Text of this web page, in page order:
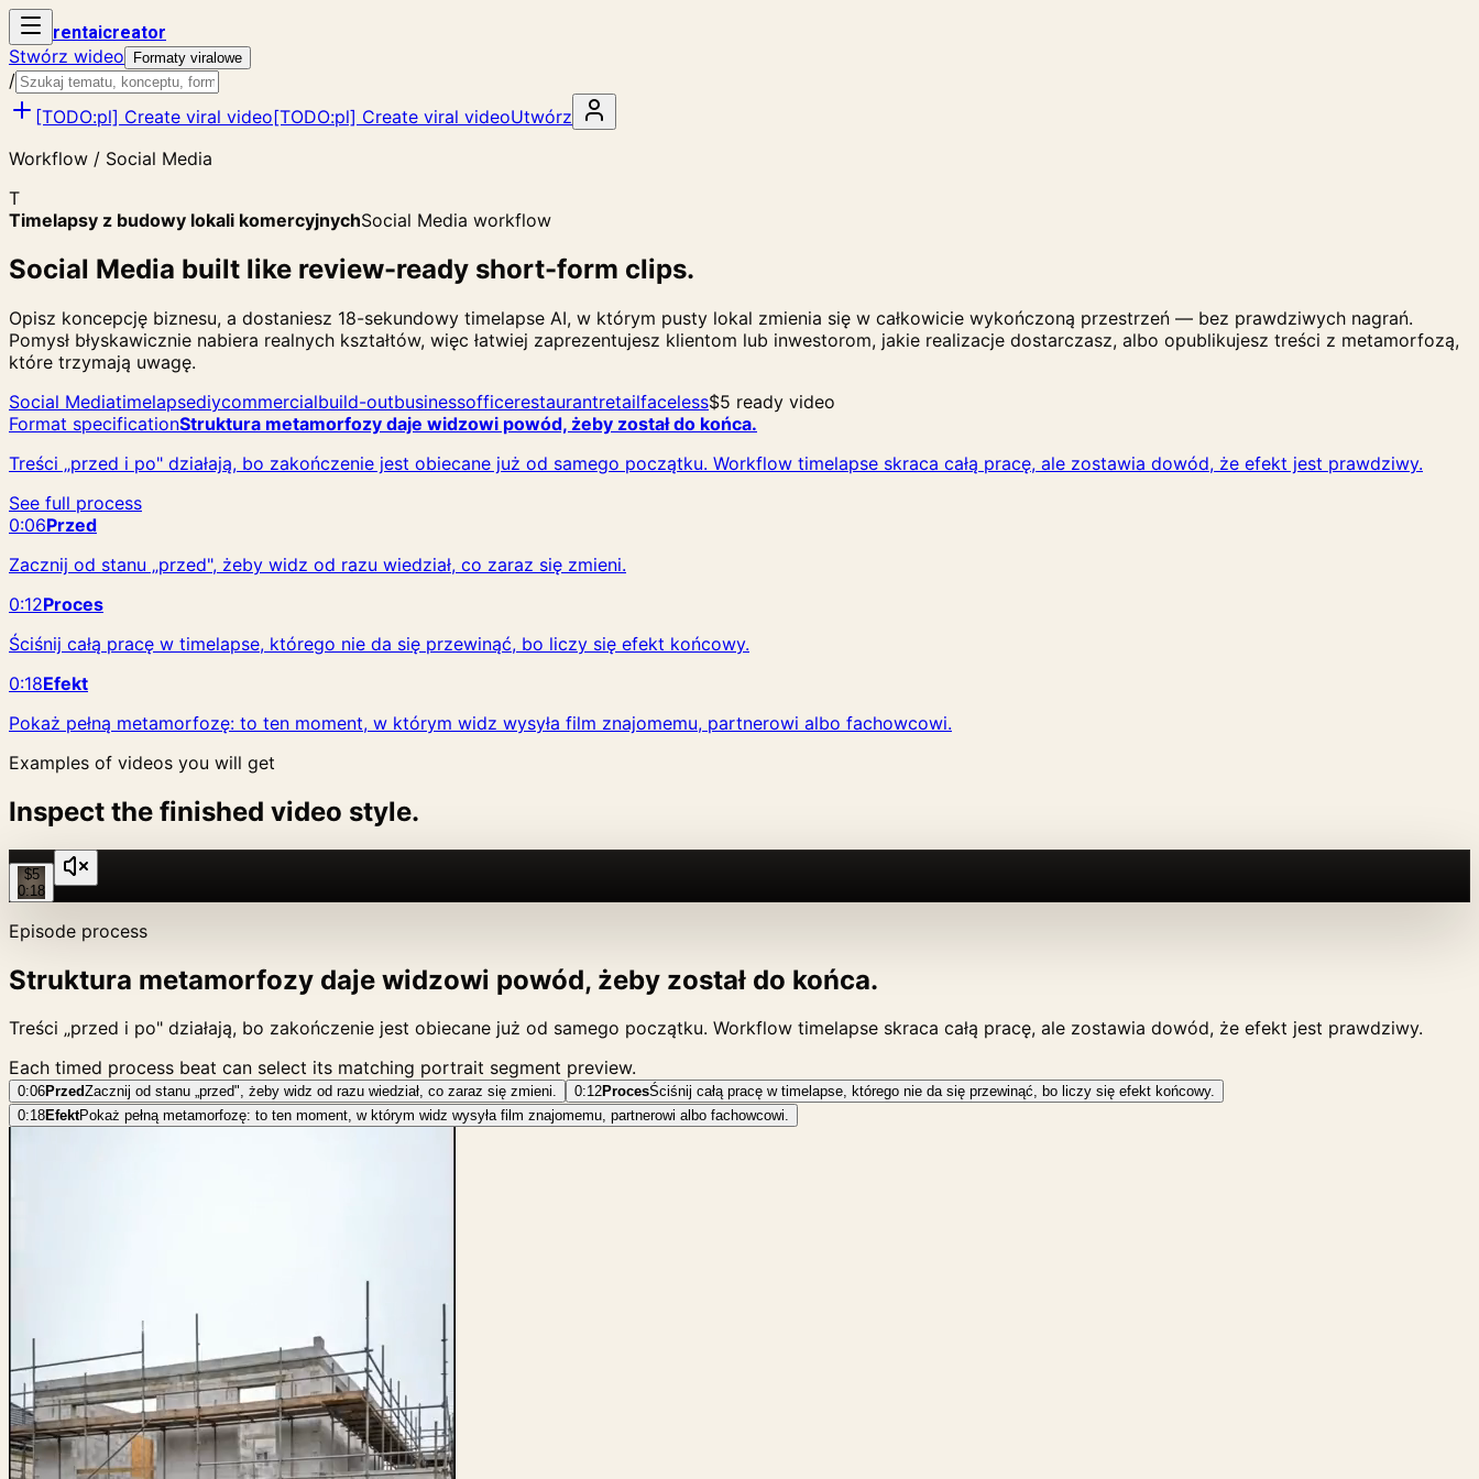
rentaicreator
Stwórz wideo Formaty viralowe
/
[TODO:pl] Create viral video[TODO:pl] Create viral videoUtwórz
Workflow / Social Media
T
Timelapsy z budowy lokali komercyjnychSocial Media workflow
Social Media built like review-ready short-form clips.
Opisz koncepcję biznesu, a dostaniesz 18-sekundowy timelapse AI, w którym pusty lokal zmienia się w całkowicie wykończoną przestrzeń — bez prawdziwych nagrań.
Pomysł błyskawicznie nabiera realnych kształtów, więc łatwiej zaprezentujesz klientom lub inwestorom, jakie realizacje dostarczasz, albo opublikujesz treści z metamorfozą,
które trzymają uwagę.
Social Mediatimelapsediycommercialbuild-outbusinessofficerestaurantretailfaceless$5 ready video
Format specificationStruktura metamorfozy daje widzowi powód, żeby został do końca.
Treści „przed i po" działają, bo zakończenie jest obiecane już od samego początku. Workflow timelapse skraca całą pracę, ale zostawia dowód, że efekt jest prawdziwy.
See full process
0:06Przed
Zacznij od stanu „przed", żeby widz od razu wiedział, co zaraz się zmieni.
0:12Proces
Ściśnij całą pracę w timelapse, którego nie da się przewinąć, bo liczy się efekt końcowy.
0:18Efekt
Pokaż pełną metamorfozę: to ten moment, w którym widz wysyła film znajomemu, partnerowi albo fachowcowi.
Examples of videos you will get
Inspect the finished video style.
$5
0:18
Episode process
Struktura metamorfozy daje widzowi powód, żeby został do końca.
Treści „przed i po" działają, bo zakończenie jest obiecane już od samego początku. Workflow timelapse skraca całą pracę, ale zostawia dowód, że efekt jest prawdziwy.
Each timed process beat can select its matching portrait segment preview.
0:06PrzedZacznij od stanu „przed", żeby widz od razu wiedział, co zaraz się zmieni. 0:12ProcesŚciśnij całą pracę w timelapse, którego nie da się przewinąć, bo liczy się efekt końcowy.
0:18EfektPokaż pełną metamorfozę: to ten moment, w którym widz wysyła film znajomemu, partnerowi albo fachowcowi.